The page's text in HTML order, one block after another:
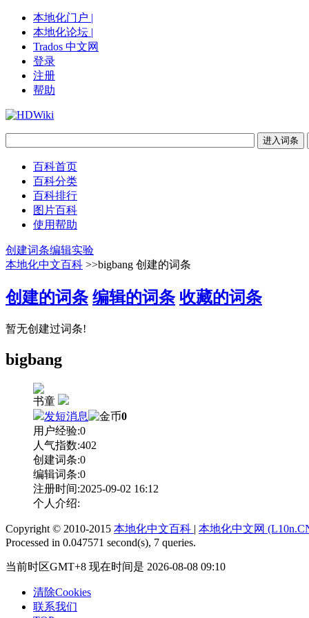
本地化门户 |
本地化论坛 |
Trados 中文网
登录
注册
帮助
百科首页
百科分类
百科排行
图片百科
使用帮助
创建词条编辑实验
本地化中文百科 >>bigbang 创建的词条
创建的词条 编辑的词条 收藏的词条
暂无创建过词条!
bigbang
书童
发短消息
0
用户经验:0
人气指数:402
创建词条:0
编辑词条:0
注册时间:2025-09-02 16:12
个人介绍:
Copyright © 2010-2015 本地化中文百科 | 本地化中文网
Processed in 0.047571 second(s), 7 queries.
当前时区GMT+8 现在时间是 2026-08-08 09:10
清除Cookies
联系我们